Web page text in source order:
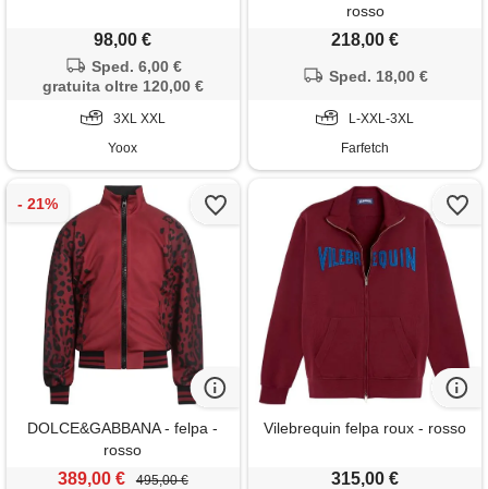
98,00 €
Sped. 6,00 €
gratuita oltre 120,00 €
3XL XXL
Yoox
rosso
218,00 €
Sped. 18,00 €
L-XXL-3XL
Farfetch
DOLCE&GABBANA - felpa -
rosso
389,00 € 495,00 €
Vilebrequin felpa roux - rosso
315,00 €